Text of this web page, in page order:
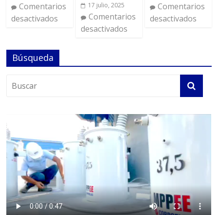
Comentarios
desactivados
17 julio, 2025
Comentarios
desactivados
Comentarios
desactivados
Búsqueda